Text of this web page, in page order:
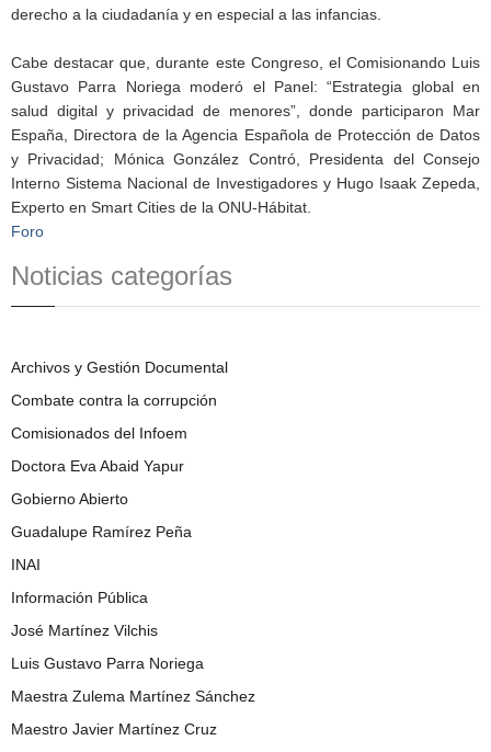
derecho a la ciudadanía y en especial a las infancias.
Cabe destacar que, durante este Congreso, el Comisionando Luis
Gustavo Parra Noriega moderó el Panel: “Estrategia global en
salud digital y privacidad de menores”, donde participaron Mar
España, Directora de la Agencia Española de Protección de Datos
y Privacidad; Mónica González Contró, Presidenta del Consejo
Interno Sistema Nacional de Investigadores y Hugo Isaak Zepeda,
Experto en Smart Cities de la ONU-Hábitat.
Foro
Noticias categorías
Archivos y Gestión Documental
Combate contra la corrupción
Comisionados del Infoem
Doctora Eva Abaid Yapur
Gobierno Abierto
Guadalupe Ramírez Peña
INAI
Información Pública
José Martínez Vilchis
Luis Gustavo Parra Noriega
Maestra Zulema Martínez Sánchez
Maestro Javier Martínez Cruz